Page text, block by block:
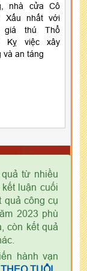
nhà cửa Cô
Xấu nhất với
giá thú Thổ
Kỵ việc xây
và an táng
từ nhiều
luận cuối
quả công cụ
2023 phù
còn kết quả
hành vạn